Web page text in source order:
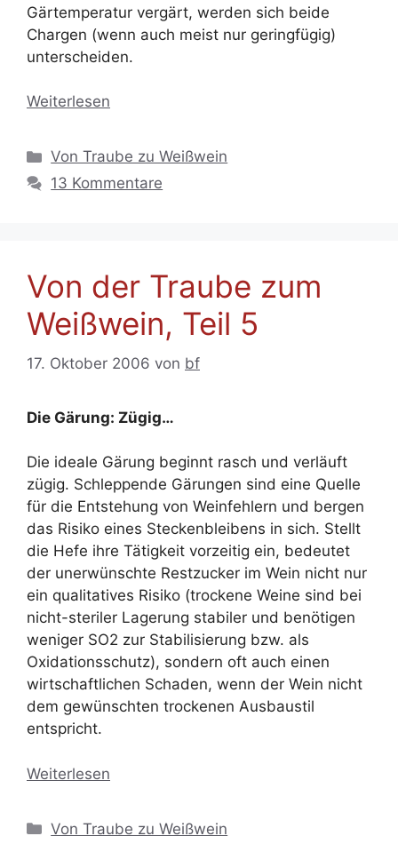
Gärtemperatur vergärt, werden sich beide
Chargen (wenn auch meist nur geringfügig)
unterscheiden.
Weiterlesen
Kategorien
Von Traube zu Weißwein
13 Kommentare
Von der Traube zum
Weißwein, Teil 5
17. Oktober 2006 von bf
Die Gärung: Zügig…
Die ideale Gärung beginnt rasch und verläuft
zügig. Schleppende Gärungen sind eine Quelle
für die Entstehung von Weinfehlern und bergen
das Risiko eines Steckenbleibens in sich. Stellt
die Hefe ihre Tätigkeit vorzeitig ein, bedeutet
der unerwünschte Restzucker im Wein nicht nur
ein qualitatives Risiko (trockene Weine sind bei
nicht-steriler Lagerung stabiler und benötigen
weniger SO2 zur Stabilisierung bzw. als
Oxidationsschutz), sondern oft auch einen
wirtschaftlichen Schaden, wenn der Wein nicht
dem gewünschten trockenen Ausbaustil
entspricht.
Weiterlesen
Kategorien
Von Traube zu Weißwein